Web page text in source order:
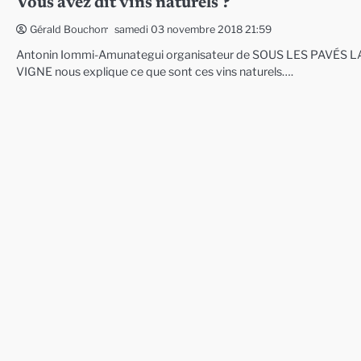
Vous avez dit vins naturels ?
Gérald Bouchon samedi 03 novembre 2018 21:59
Antonin Iommi-Amunategui organisateur de SOUS LES PAVÉS
VIGNE nous explique ce que sont ces vins naturels….